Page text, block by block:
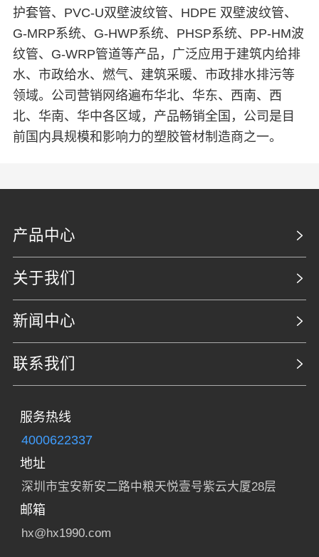
护套管、PVC-U双壁波纹管、HDPE 双壁波纹管、
G-MRP系统、G-HWP系统、PHSP系统、PP-HM波
纹管、G-WRP管道等产品，广泛应用于建筑内给排
水、市政给水、燃气、建筑采暖、市政排水排污等
领域。公司营销网络遍布华北、华东、西南、西
北、华南、华中各区域，产品畅销全国，公司是目
前国内具规模和影响力的塑胶管材制造商之一。
产品中心
关于我们
新闻中心
联系我们
服务热线
4000622337
地址
深圳市宝安新安二路中粮天悦壹号紫云大厦28层
邮箱
hx@hx1990.com